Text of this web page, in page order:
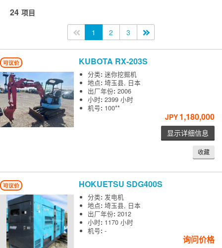
24 项目
<<1 2 3
可议价 KUBOTA RX-203S
分类:迷你挖掘机
地点:埼玉县, 日本
出厂年份:2006
小时:2399 小时
机号: 100**
JPY 1,180,000
显示详细信息
收藏
可议价 HOKUETSUSDG400S
分类: 发电机
地点:埼玉县, 日本
出厂年份:2012
小时: 1170 小时
机号:-
询问价格